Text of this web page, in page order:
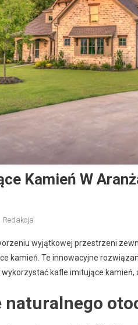
Kamień W
Redakcja
wyjątkowej przestrzeni
kamień. Te innowacyjne
wykorzystać kafle imitujące
naturalnego